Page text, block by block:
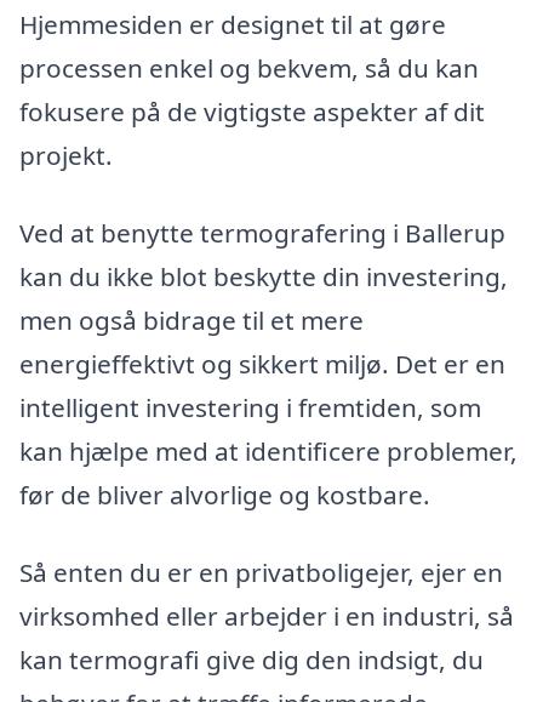
Hjemmesiden er designet til at gøre
processen enkel og bekvem, så du kan
fokusere på de vigtigste aspekter af dit
projekt.
Ved at benytte termografering i Ballerup
kan du ikke blot beskytte din investering,
men også bidrage til et mere
energieffektivt og sikkert miljø. Det er en
intelligent investering i fremtiden, som
kan hjælpe med at identificere problemer,
før de bliver alvorlige og kostbare.
Så enten du er en privatboligejer, ejer en
virksomhed eller arbejder i en industri, så
kan termografi give dig den indsigt, du